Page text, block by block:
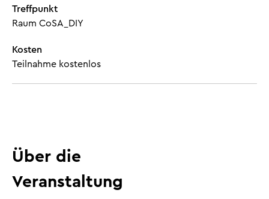
Treffpunkt
Raum CoSA_DIY
Kosten
Teilnahme kostenlos
Über die
Veranstaltung